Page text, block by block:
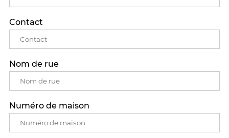
Contact
Nom de rue
Numéro de maison